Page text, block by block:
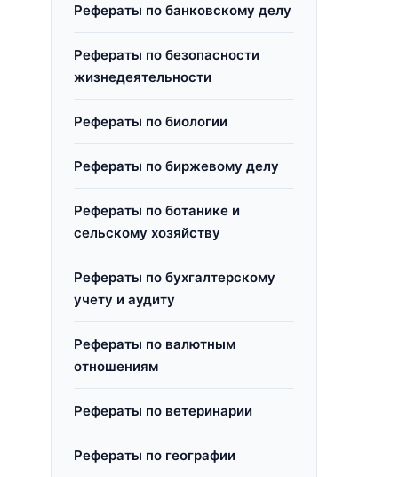
Рефераты по банковскому делу
Рефераты по безопасности
жизнедеятельности
Рефераты по биологии
Рефераты по биржевому делу
Рефераты по ботанике и
сельскому хозяйству
Рефераты по бухгалтерскому
учету и аудиту
Рефераты по валютным
отношениям
Рефераты по ветеринарии
Рефераты по географии